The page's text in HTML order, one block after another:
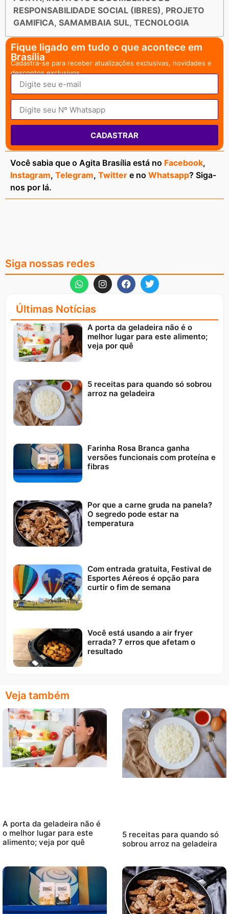
RESPONSABILIDADE SOCIAL (IBRES), PROJETO
GAMIFICA, SAMAMBAIA SUL, TECNOLOGIA
Fique ligado em tudo o que acontece em
Brasília
Cadastra-se para receber atualizações exclusivas, novidades e
descontos exclusivos.
CADASTRAR
Você sabia que o Agita Brasília está no Facebook,
Instagram, Telegram, Twitter e no Whatsapp? Siga-
nos por lá.
Siga nossas redes
Últimas Notícias
A porta da geladeira não é o
melhor lugar para este alimento;
veja por quê
5 receitas para quando só sobrou
arroz na geladeira
Farinha Rosa Branca ganha
versões funcionais com proteína e
fibras
Por que a carne gruda na panela?
O segredo pode estar na
temperatura
Com entrada gratuita, Festival de
Esportes Aéreos é opção para
curtir o fim de semana
Você está usando a air fryer
errada? 7 erros que afetam o
resultado
Veja também
A porta da geladeira não é
o melhor lugar para este
alimento; veja por quê
5 receitas para quando só
sobrou arroz na geladeira